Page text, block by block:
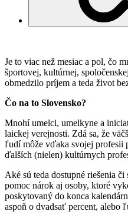
Je to viac než mesiac a pol, čo
športovej, kultúrnej,
obmedzilo príjem a teda život
Čo na to Slovensko?
Mnohí umelci, umelkyne a
laickej verejnosti. Zdá sa, že
ľudí môže vďaka svojej profesii
ďalších (nielen) kultúrnych
Aké sú teda dostupné riešenia
pomoc nárok aj osoby, ktoré
poskytovaný do konca
aspoň o dvadsať percent, alebo